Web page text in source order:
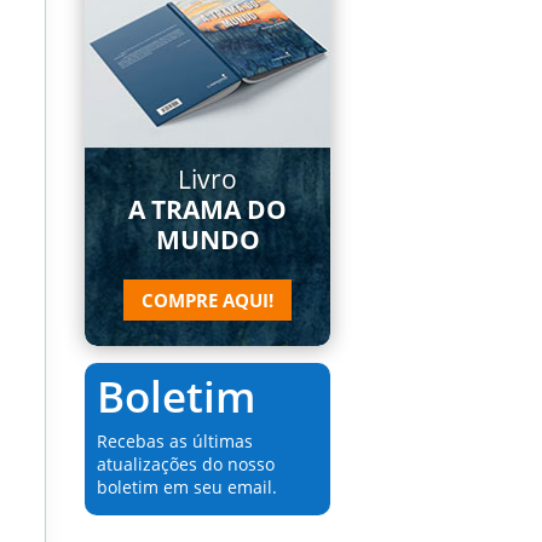
Livro
A TRAMA DO
MUNDO
COMPRE AQUI!
Boletim
Recebas as últimas
atualizações do nosso
boletim em seu email.